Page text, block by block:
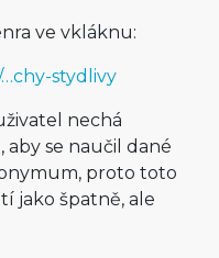
ve vkláknu:
stydlivy
nechá
se naučil dané
proto toto
jako špatně, ale